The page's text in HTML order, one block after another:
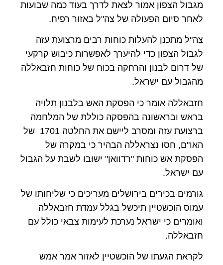
מגבול הצפון אמור לצאת לדרך בעוד כמה שבועות
לאחר סיום הפעולה של צה"ל באזור רפיח.
צה"ל מתכנן להעלות כוחות רבים מרצועת עזה
לגבול הצפון כדי להיערך לאפשרות כיבוש קרקעי
של דרום לבנון והרחקה בכוח של כוחות חזבאללה
מהגבול עם ישראל.
חזבאללה אומר כי הפסקת האש בלבנון תלויה
בראש ובראשונה בהפסקה כוללת של המלחמה
ברצועת עזה ומסרב ליישם את החלטה 1701 של
האו"ם, חסו נצראללה הבהיר כי במקרה של
הפסקת אש כוחות "רדוואן" ישובו לשבת על הגבול
עם ישראל.
גורמים בכירים בירושלים מעריכים כי שליחותו של
עמוס הוכשטיין תיכשל בגלל עמדת חזבאללה
ואומרים כי ישראל נערכת לעימות צבאי כולל עם
חזבאללה.
לקראת הגעתו של הוכשטיין לאזור אמר אמש